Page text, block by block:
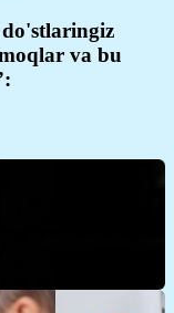
va bu